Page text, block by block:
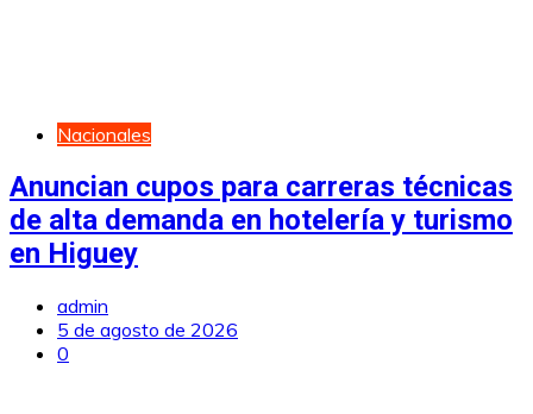
Nacionales
Anuncian cupos para carreras técnicas
de alta demanda en hotelería y turismo
en Higuey
admin
5 de agosto de 2026
0